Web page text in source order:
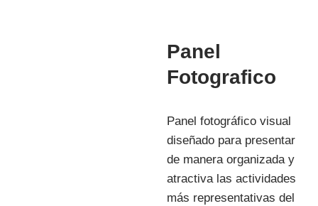
Panel
Fotografico
Panel fotográfico visual
diseñado para presentar
de manera organizada y
atractiva las actividades
más representativas del